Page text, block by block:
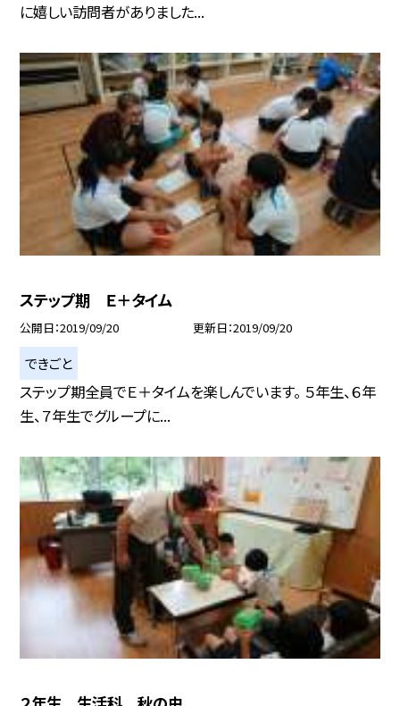
に嬉しい訪問者がありました...
ステップ期 Ｅ＋タイム
公開日 2019/09/20 更新日 2019/09/20
できごと
ステップ期全員でＥ＋タイムを楽しんでいます。 ５年生、６年
生、７年生でグループに...